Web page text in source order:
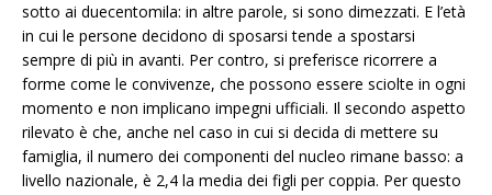
sotto ai duecentomila: in altre parole, si sono dimezzati. E l’età
in cui le persone decidono di sposarsi tende a spostarsi
sempre di più in avanti. Per contro, si preferisce ricorrere a
forme come le convivenze, che possono essere sciolte in ogni
momento e non implicano impegni ufficiali. Il secondo aspetto
rilevato è che, anche nel caso in cui si decida di mettere su
famiglia, il numero dei componenti del nucleo rimane basso: a
livello nazionale, è 2,4 la media dei figli per coppia. Per questo